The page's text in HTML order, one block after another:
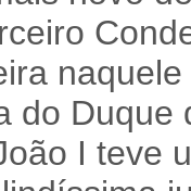
do
I teve